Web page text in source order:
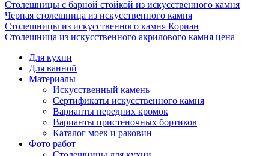
Столешницы с барной стойкой из искусственного камня
Черная столешница из искусственного камня
Столешницы из искусственного камня Кориан
Столешница из искусственного акрилового камня цена
Для кухни
Для ванной
Материалы
Искусственный камень
Сертификаты искусственного камня
Варианты передних кромок
Варианты пристеночных бортиков
Каталог моек и раковин
Фото работ